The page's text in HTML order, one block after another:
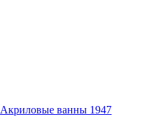
Акриловые ванны 1947